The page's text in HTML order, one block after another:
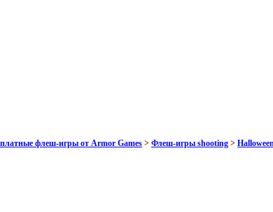
флеш-игры от Armor Games > Флеш-игры shooting >